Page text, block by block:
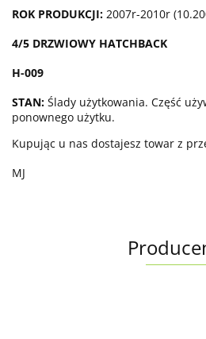
ROK PRODUKCJI: 2007r-2010r
4/5 DRZWIOWY HATCHBACK
H-009
STAN: Ślady użytkowania. Część
ponownego użytku.
Kupując u nas dostajesz towar z
MJ